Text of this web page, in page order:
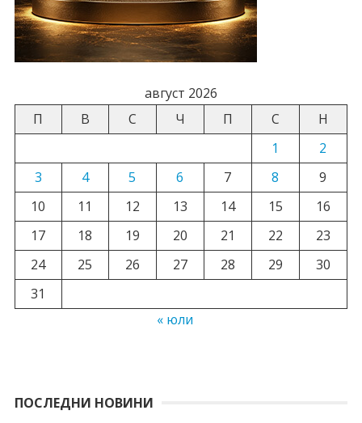
август 2026
П
В С Ч П С
Н
1
2
3
4 5 6 7 8
9
10
11 12 13 14 15
16
17
18 19 20 21 22
23
24
25 26 27 28 29
30
31
« юли
ПОСЛЕДНИ НОВИНИ